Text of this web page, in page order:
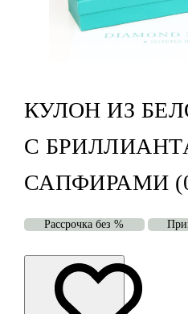
КУЛОН ИЗ
С
САПФИРАМИ
Рассрочка без %